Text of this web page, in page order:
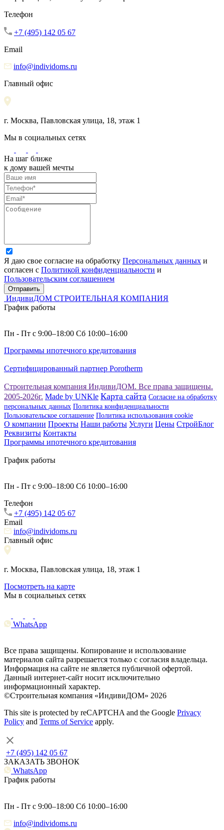
Телефон
+7 (495) 142 05 67
Email
info@individoms.ru
Главный офис
г. Москва, Павловская улица, 18, этаж 1
Мы в социальных сетях
На шаг ближе
к дому вашей мечты
Я даю свое согласие на обработку Персональных данных и
согласен с Политикой конфиденциальности и
Пользовательским соглашением
Отправить
ИндивиДОМ СТРОИТЕЛЬНАЯ КОМПАНИЯ
График работы
Пн - Пт с 9:00–18:00 Сб 10:00–16:00
Программы ипотечного кредитования
Сертифицированный партнер Porotherm
Строительная компания ИндивиДОМ. Все права защищены.
2005-2026г. Made by UNKle Карта сайта Согласие на обработку
персональных данных Политика конфиденциальности
Пользовательское соглашение Политика использования сookie
О компании Проекты Наши работы Услуги Цены СтройБлог
Реквизиты Контакты
Программы ипотечного кредитования
График работы
Пн - Пт с 9:00–18:00 Сб 10:00–16:00
Телефон
+7 (495) 142 05 67
Email
info@individoms.ru
Главный офис
г. Москва, Павловская улица, 18, этаж 1
Посмотреть на карте
Мы в социальных сетях
WhatsApp
Все права защищены. Копирование и использование
материалов сайта разрешается только с согласия владельца.
Информация на сайте не является публичной офертой.
Данный интернет-сайт носит исключительно
информационный характер.
©Строительная компания «ИндивиДОМ» 2026
This site is protected by reCAPTCHA and the Google Privacy
Policy and Terms of Service apply.
+7 (495) 142 05 67
ЗАКАЗАТЬ ЗВОНОК
WhatsApp
График работы
Пн - Пт с 9:00–18:00 Сб 10:00–16:00
info@individoms.ru